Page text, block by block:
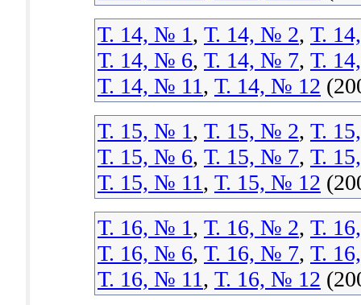
Т. 14, № 1, Т. 14, № 2, Т.
Т. 14, № 6, Т. 14, № 7, Т.
Т. 14, № 11, Т. 14, № 12
Т. 15, № 1, Т. 15, № 2, Т.
Т. 15, № 6, Т. 15, № 7, Т.
Т. 15, № 11, Т. 15, № 12
Т. 16, № 1, Т. 16, № 2, Т.
Т. 16, № 6, Т. 16, № 7, Т.
Т. 16, № 11, Т. 16, № 12